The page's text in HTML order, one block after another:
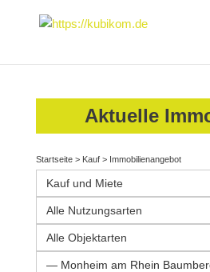
Aktuelle
Startseite> Kauf> Immobilienangebot
Kauf und Miete
Alle Nutzungsarten
Alle Objektarten
— Monheim am Rhein